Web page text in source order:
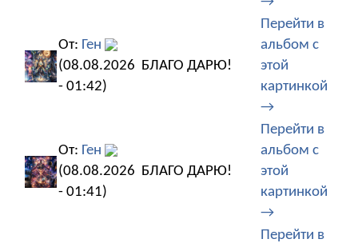
От: Ген
(08.08.2026
- 01:42)
БЛАГО ДАРЮ!
Перейти в
альбом с
этой
картинкой
→
От: Ген
(08.08.2026
- 01:41)
БЛАГО ДАРЮ!
Перейти в
альбом с
этой
картинкой
→
Перейти в